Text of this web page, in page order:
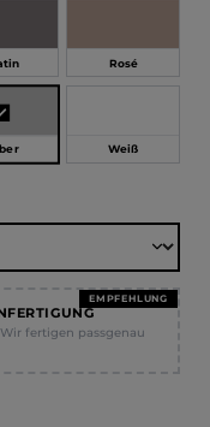
Rosé
Weiß
EMPFEHLUNG
fertigen passgenau